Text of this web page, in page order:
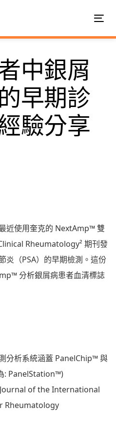
中銀屑
早期診
驗分享
近使用奎克的 NextAmp™ 雙
Rheumatology² 期刊發
炎（PSA）的早期檢測。這份
分析銀屑病患者血清標誌
分析系統涵蓋 PanelChip™ 與
: PanelStation™)
of the International
Rheumatology